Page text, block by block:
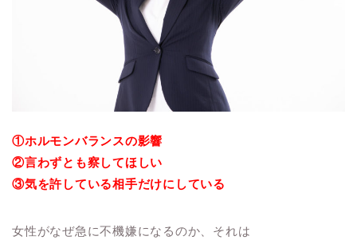
①ホルモンバランスの影響
②言わずとも察してほしい
③気を許している相手だけにしている
女性がなぜ急に不機嫌になるのか、それは